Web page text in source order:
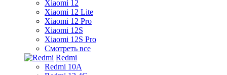
Xiaomi 12
Xiaomi 12 Lite
Xiaomi 12 Pro
Xiaomi 12S
Xiaomi 12S Pro
Смотреть все
Redmi
Redmi 10A